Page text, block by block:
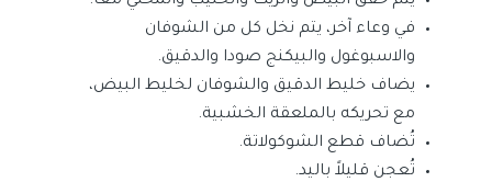
في وعاء آخر، يتم نخل كل من الشوفان
والاسبوغول والبيكنج صودا والدقيق.
يضاف خليط الدقيق والشوفان لخليط البيض،
مع تحريكه بالملعقة الخشبية.
تُضاف قطع الشوكولاتة.
تُعجن قليلاً باليد.